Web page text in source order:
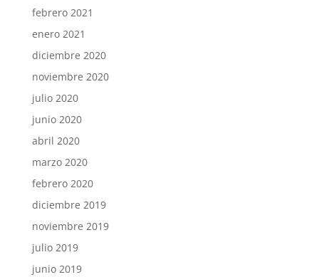
febrero 2021
enero 2021
diciembre 2020
noviembre 2020
julio 2020
junio 2020
abril 2020
marzo 2020
febrero 2020
diciembre 2019
noviembre 2019
julio 2019
junio 2019